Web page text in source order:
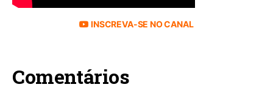
INSCREVA-SE NO CANAL
Comentários